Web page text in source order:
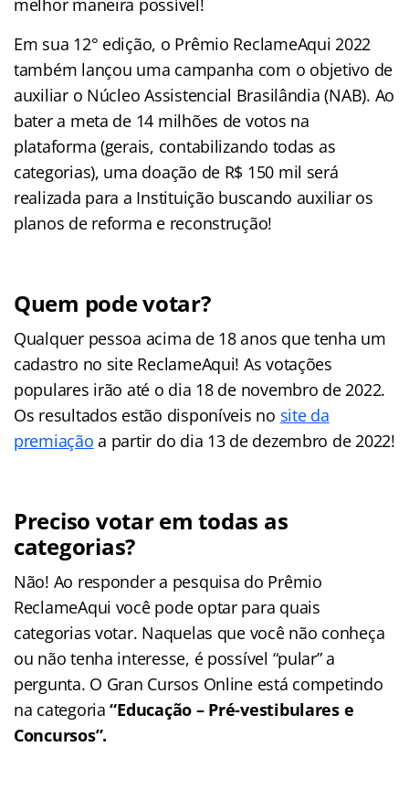
melhor maneira possível!
Em sua 12° edição, o Prêmio ReclameAqui 2022
também lançou uma campanha com o objetivo de
auxiliar o Núcleo Assistencial Brasilândia (NAB). Ao
bater a meta de 14 milhões de votos na
plataforma (gerais, contabilizando todas as
categorias), uma doação de R$ 150 mil será
realizada para a Instituição buscando auxiliar os
planos de reforma e reconstrução!
Quem pode votar?
Qualquer pessoa acima de 18 anos que tenha um
cadastro no site ReclameAqui! As votações
populares irão até o dia 18 de novembro de 2022.
Os resultados estão disponíveis no site da
premiação a partir do dia 13 de dezembro de 2022!
Preciso votar em todas as
categorias?
Não! Ao responder a pesquisa do Prêmio
ReclameAqui você pode optar para quais
categorias votar. Naquelas que você não conheça
ou não tenha interesse, é possível “pular” a
pergunta. O Gran Cursos Online está competindo
na categoria “Educação – Pré-vestibulares e
Concursos”.